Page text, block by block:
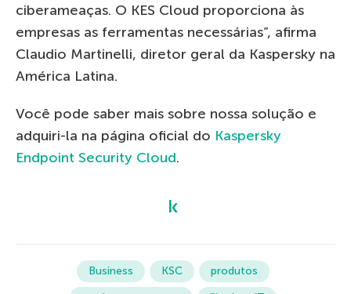
ciberameaças. O KES Cloud proporciona às
empresas as ferramentas necessárias”, afirma
Claudio Martinelli, diretor geral da Kaspersky na
América Latina.
Você pode saber mais sobre nossa solução e
adquiri-la na página oficial do Kaspersky
Endpoint Security Cloud.
Business KSC
produtos